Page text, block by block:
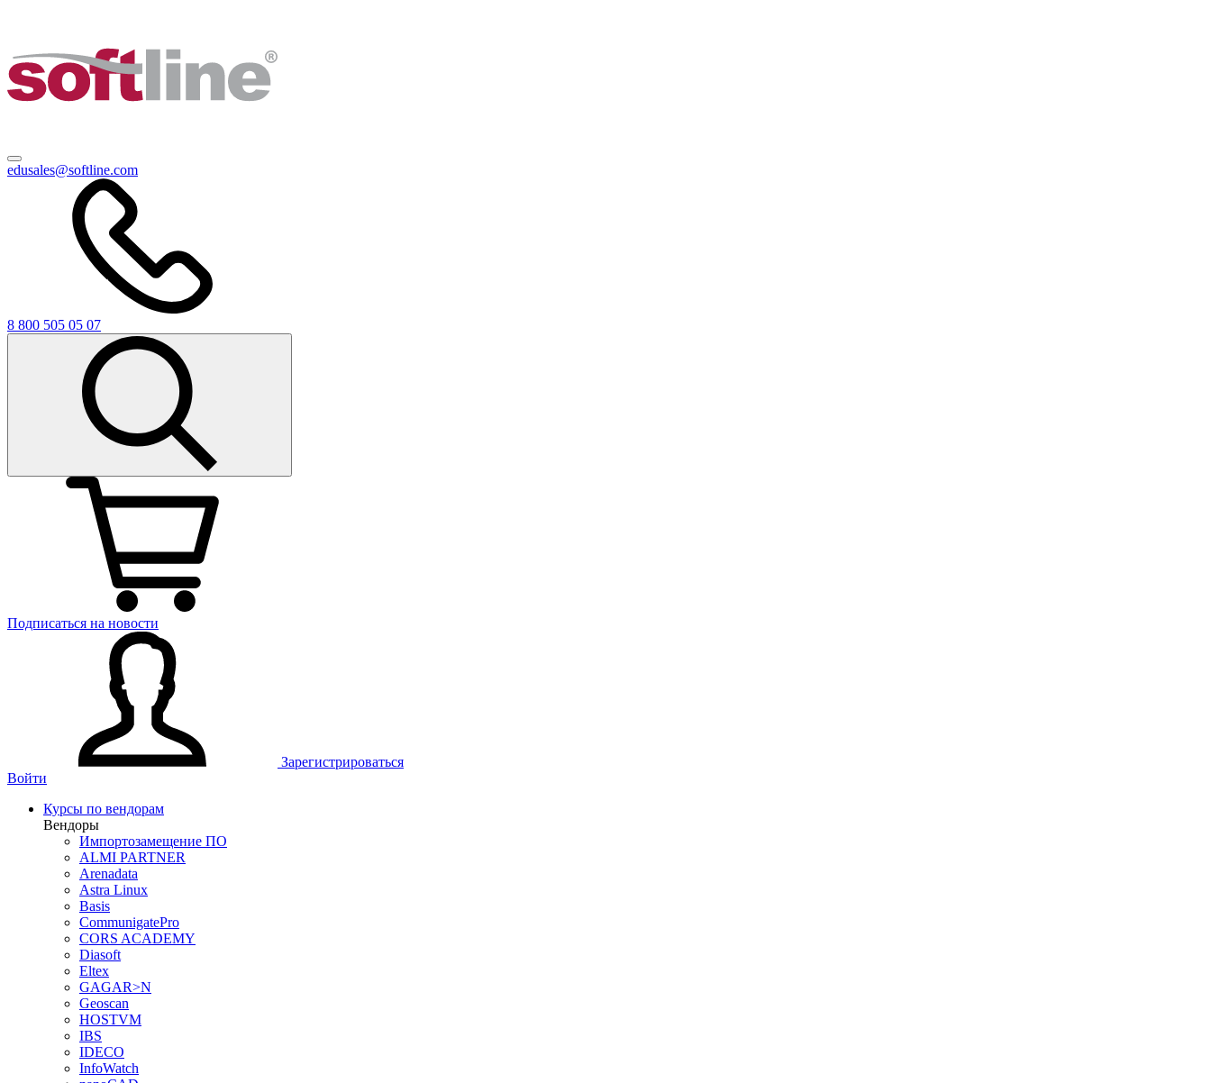
edusales@softline.com
8 800 505 05 07
Подписаться на новости
Зарегистрироваться
Войти
Курсы по вендорам
Вендоры
Импортозамещение ПО
ALMI PARTNER
Arenadata
Astra Linux
Basis
CommunigatePro
CORS ACADEMY
Diasoft
Eltex
GAGAR>N
Geoscan
HOSTVM
IBS
IDECO
InfoWatch